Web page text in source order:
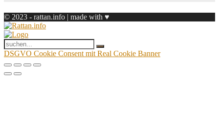
© 2023 - rattan.info | made with ♥
DSGVO Cookie Consent mit Real Cookie Banner